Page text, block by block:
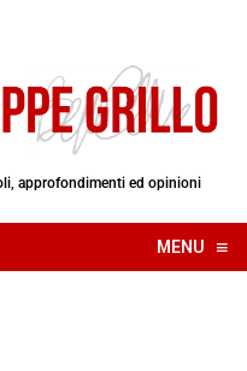
approfondimenti ed opinioni
MENU ≡
☰